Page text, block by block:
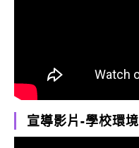
宣導影片-學校環境